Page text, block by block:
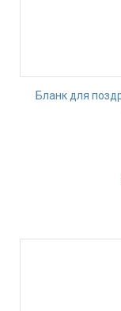
Бланк для